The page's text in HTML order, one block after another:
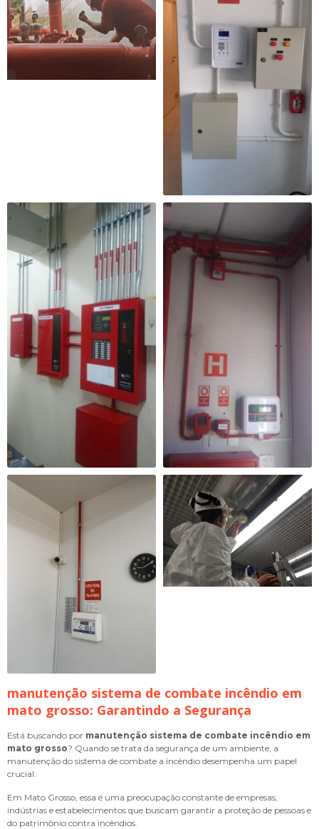
manutenção sistema de combate incêndio em
mato grosso: Garantindo a Segurança
Está buscando por manutenção sistema de combate incêndio em
mato grosso? Quando se trata da segurança de um ambiente, a
manutenção do sistema de combate a incêndio desempenha um papel
crucial.
Em Mato Grosso, essa é uma preocupação constante de empresas,
indústrias e estabelecimentos que buscam garantir a proteção de pessoas e
do patrimônio contra incêndios.